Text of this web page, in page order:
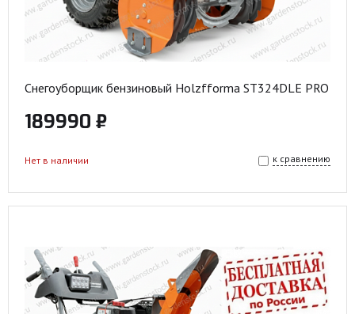
Снегоуборщик бензиновый Holzfforma ST324DLE PRO
189990 ₽
к сравнению
Нет в наличии